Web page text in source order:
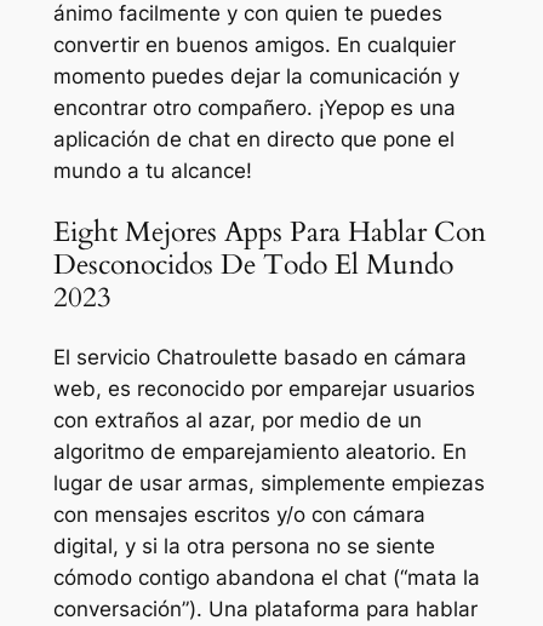
ánimo facilmente y con quien te puedes
convertir en buenos amigos. En cualquier
momento puedes dejar la comunicación y
encontrar otro compañero. ¡Yepop es una
aplicación de chat en directo que pone el
mundo a tu alcance!
Eight Mejores Apps Para Hablar Con
Desconocidos De Todo El Mundo
2023
El servicio Chatroulette basado en cámara
web, es reconocido por emparejar usuarios
con extraños al azar, por medio de un
algoritmo de emparejamiento aleatorio. En
lugar de usar armas, simplemente empiezas
con mensajes escritos y/o con cámara
digital, y si la otra persona no se siente
cómodo contigo abandona el chat (“mata la
conversación”). Una plataforma para hablar